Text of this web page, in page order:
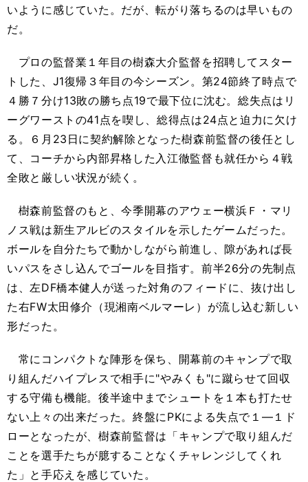
いように感じていた。だが、転がり落ちるのは早いもの
だ。
プロの監督業１年目の樹森大介監督を招聘してスター
トした、J1復帰３年目の今シーズン。第24節終了時点で
４勝７分け13敗の勝ち点19で最下位に沈む。総失点はリ
ーグワーストの41点を喫し、総得点は24点と迫力に欠け
る。６月23日に契約解除となった樹森前監督の後任とし
て、コーチから内部昇格した入江徹監督も就任から４戦
全敗と厳しい状況が続く。
樹森前監督のもと、今季開幕のアウェー横浜Ｆ・マリ
ノス戦は新生アルビのスタイルを示したゲームだった。
ボールを自分たちで動かしながら前進し、隙があれば長
いパスをさし込んでゴールを目指す。前半26分の先制点
は、左DF橋本健人が送った対角のフィードに、抜け出し
た右FW太田修介（現湘南ベルマーレ）が流し込む新しい
形だった。
常にコンパクトな陣形を保ち、開幕前のキャンプで取
り組んだハイプレスで相手に"やみくも"に蹴らせて回収
する守備も機能。後半途中までシュートを１本も打たせ
ない上々の出来だった。終盤にPKによる失点で１―１ド
ローとなったが、樹森前監督は「キャンプで取り組んだ
ことを選手たちが臆することなくチャレンジしてくれ
た」と手応えを感じていた。